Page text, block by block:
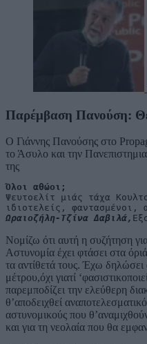
Παρέμβαση Πανούση:
Ο Γιάννης Πανούσης στο
το Άσυλο και την
της
Όλοι αθώοι;
Ψευτοελίτ μιάς τάχα
Ωραιοζήλη-Τζίνα Δαβιλά,
Νομίζω ότι αυτή η συζήτηση
Αστυνομία έχει φτάσει στα
τα αντίθετά τους. Έχω δηλώσει
μέτρου,όχι γιατί
παρεμποδίζει την ελεύθερη
θ’αποδειχθεί
αστυνομικούς που
και για τη νεολαία που θα